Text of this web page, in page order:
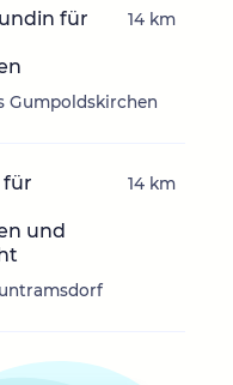
für
Gumpoldskirchen
14 km
für
und
14 km